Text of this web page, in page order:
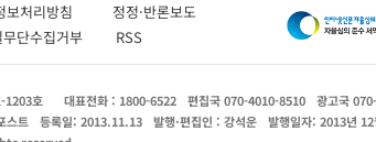
보처리방침 정정·반론보도
단수집거부 RSS
1203호 대표전화 : 1800-6522 편집국 070-4010-8510
광고국
스트 등록일: 2013.11.13 발행·편집인 : 강석운 발행일자: 2013년 12